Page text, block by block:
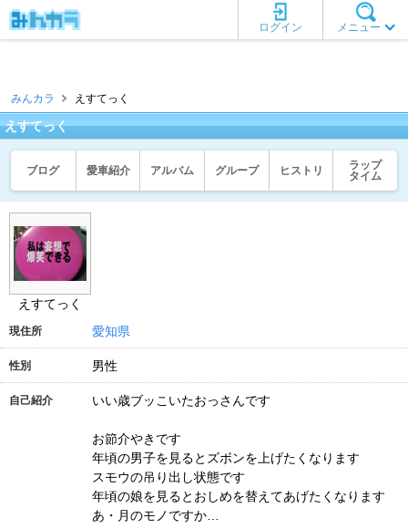
メニュー
ログイン
みんカラ えすてっく
えすてっく
ブログ 愛車紹介 アルバム グループ ヒストリ
ラップ
タイム
えすてっく
現住所 愛知県
性別 男性
自己紹介 いい歳ブッこいたおっさんです
お節介やきです
年頃の男子を見るとズボンを上げたくなります
スモウの吊り出し状態です
年頃の娘を見るとおしめを替えてあげたくなります
あ・月のモノですか…